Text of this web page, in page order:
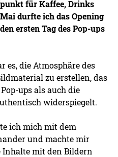
für Kaffee, Drinks
durfte ich das Opening
ersten Tag des Pop-ups
es, die Atmosphäre des
zu erstellen, das
ups als auch die
widerspiegelt.
ich mich mit dem
und machte mir
Inhalte mit den Bildern